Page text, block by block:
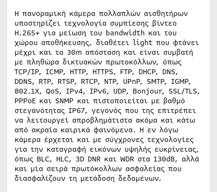
Η πανοραμική κάμερα πολλαπλών αισθητήρων
υποστηρίζει τεχνολογία συμπίεσης βίντεο
Η.265+ για μείωση του bandwidth και του
χώρου αποθήκευσης, διαθέτει light που φτάνει
μέχρι και τα 30m απόσταση και είναι συμβατή
με πληθώρα δικτυακών πρωτοκόλλων, όπως
TCP/IP, ICMP, HTTP, HTTPS, FTP, DHCP, DNS,
DDNS, RTP, RTSP, RTCP, NTP, UPnP, SMTP, IGMP,
802.1X, QoS, IPv4, IPv6, UDP, Bonjour, SSL/TLS,
PPPoE και SNMP και πιστοποιείται με βαθμό
στεγανότητας IP67, γεγονός που της επιτρέπει
να λειτουργεί απροβλημάτιστα ακόμα και κάτω
από ακραία καιρικά φαινόμενα. Η εν λόγω
κάμερα έρχεται και με σύγχρονες τεχνολογίες
για την καταγραφή εικόνων υψηλής ευκρίνειας,
όπως BLC, HLC, 3D DNR και WDR στα 130dB, αλλά
και μία σειρά πρωτόκολλων ασφαλείας που
διασφαλίζουν τη μετάδοση δεδομένων.